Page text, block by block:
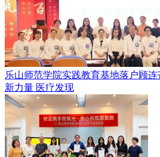
乐山师范学院实践教育基地落户顾
新力量 医疗发现